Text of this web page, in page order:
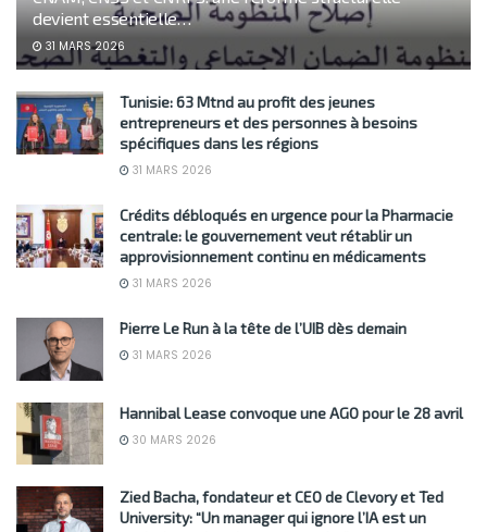
devient essentielle…
31 MARS 2026
Tunisie: 63 Mtnd au profit des jeunes
entrepreneurs et des personnes à besoins
spécifiques dans les régions
31 MARS 2026
Crédits débloqués en urgence pour la Pharmacie
centrale: le gouvernement veut rétablir un
approvisionnement continu en médicaments
31 MARS 2026
Pierre Le Run à la tête de l’UIB dès demain
31 MARS 2026
Hannibal Lease convoque une AGO pour le 28 avril
30 MARS 2026
Zied Bacha, fondateur et CEO de Clevory et Ted
University: “Un manager qui ignore l’IA est un